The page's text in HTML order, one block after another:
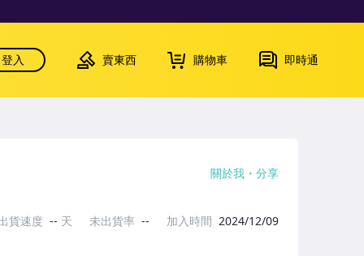
登入 賣東西 購物車 即時通
關於我 分享
貨速度 -- 天 未出貨率 -- 加入時間 2024/12/09